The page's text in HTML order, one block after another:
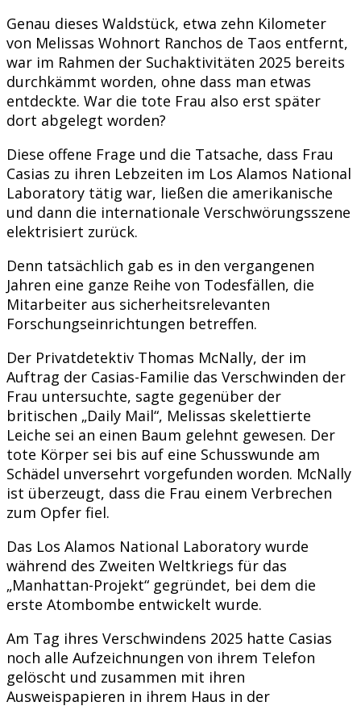
Genau dieses Waldstück, etwa zehn Kilometer
von Melissas Wohnort Ranchos de Taos entfernt,
war im Rahmen der Suchaktivitäten 2025 bereits
durchkämmt worden, ohne dass man etwas
entdeckte. War die tote Frau also erst später
dort abgelegt worden?
Diese offene Frage und die Tatsache, dass Frau
Casias zu ihren Lebzeiten im Los Alamos National
Laboratory tätig war, ließen die amerikanische
und dann die internationale Verschwörungsszene
elektrisiert zurück.
Denn tatsächlich gab es in den vergangenen
Jahren eine ganze Reihe von Todesfällen, die
Mitarbeiter aus sicherheitsrelevanten
Forschungseinrichtungen betreffen.
Der Privatdetektiv Thomas McNally, der im
Auftrag der Casias-Familie das Verschwinden der
Frau untersuchte, sagte gegenüber der
britischen „Daily Mail“, Melissas skelettierte
Leiche sei an einen Baum gelehnt gewesen. Der
tote Körper sei bis auf eine Schusswunde am
Schädel unversehrt vorgefunden worden. McNally
ist überzeugt, dass die Frau einem Verbrechen
zum Opfer fiel.
Das Los Alamos National Laboratory wurde
während des Zweiten Weltkriegs für das
„Manhattan-Projekt“ gegründet, bei dem die
erste Atombombe entwickelt wurde.
Am Tag ihres Verschwindens 2025 hatte Casias
noch alle Aufzeichnungen von ihrem Telefon
gelöscht und zusammen mit ihren
Ausweispapieren in ihrem Haus in der